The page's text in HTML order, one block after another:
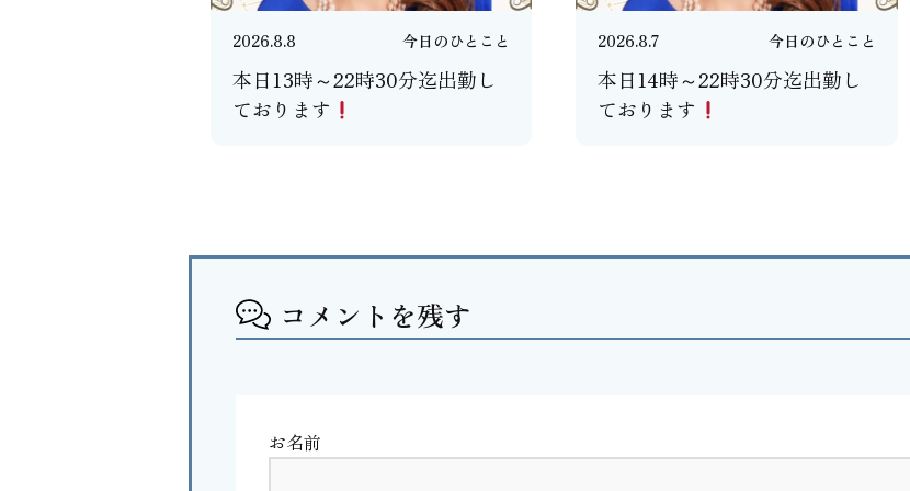
2026.8.8 今日のひとこと
本日13時～22時30分迄出勤し
ております
2026.8.7 今日のひとこと
本日14時～22時30分迄出勤し
ております
コメントを残す
お名前